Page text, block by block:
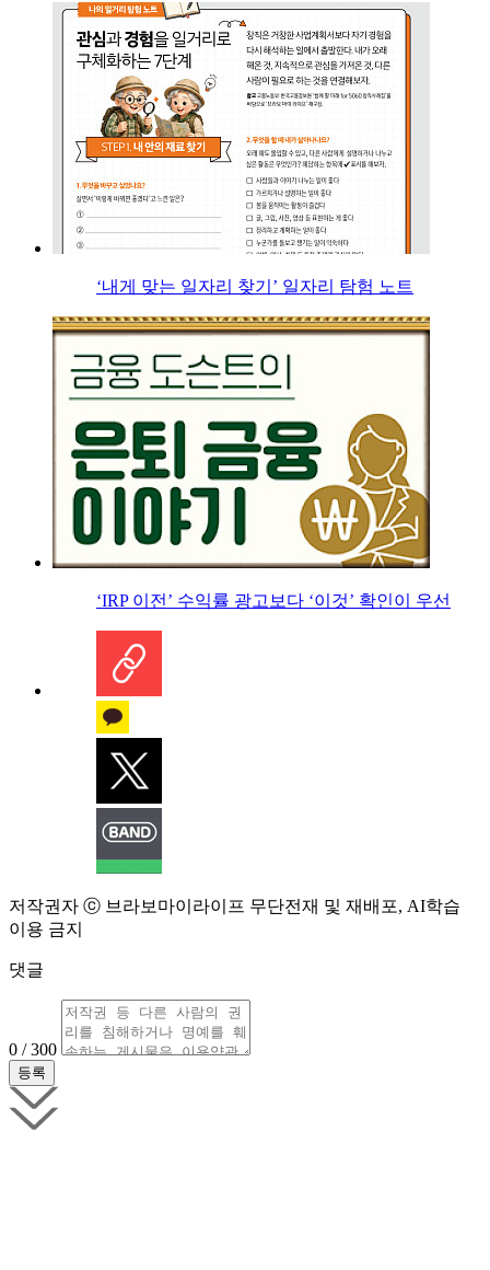
‘내게 맞는 일자리 찾기’ 일자리 탐험 노트
‘IRP 이전’ 수익률 광고보다 ‘이것’ 확인이 우선
저작권자 ⓒ 브라보마이라이프 무단전재 및 재배포, AI학습
이용 금지
댓글
0 / 300